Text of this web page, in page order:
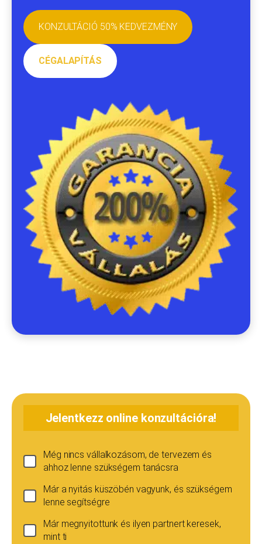
KONZULTÁCIÓ 50% KEDVEZMÉNY
CÉGALAPÍTÁS
Jelentkezz online konzultációra!
Még nincs vállalkozásom, de tervezem és
ahhoz lenne szükségem tanácsra
Már a nyitás küszöbén vagyunk, és szükségem
lenne segítségre
Már megnyitottunk és ilyen partnert keresek,
mint ti